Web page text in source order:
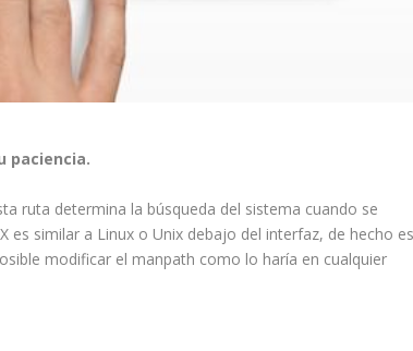
paciencia.
ruta determina la búsqueda del sistema cuando se
es similar a Linux o Unix debajo del interfaz, de hecho
modificar el manpath como lo haría en cualquier